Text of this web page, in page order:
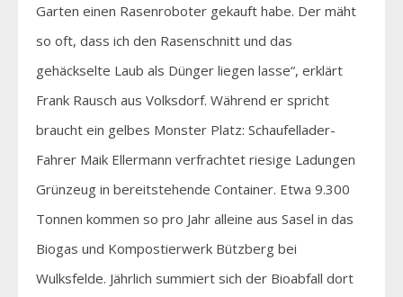
Garten einen Rasenroboter gekauft habe. Der mäht
so oft, dass ich den Rasenschnitt und das
gehäckselte Laub als Dünger liegen lasse“, erklärt
Frank Rausch aus Volksdorf. Während er spricht
braucht ein gelbes Monster Platz: Schaufellader-
Fahrer Maik Ellermann verfrachtet riesige Ladungen
Grünzeug in bereitstehende Container. Etwa 9.300
Tonnen kommen so pro Jahr alleine aus Sasel in das
Biogas und Kompostierwerk Bützberg bei
Wulksfelde. Jährlich summiert sich der Bioabfall dort